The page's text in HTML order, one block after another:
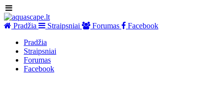
Pradžia Straipsniai Forumas
Facebook
Pradžia
Straipsniai
Forumas
Facebook